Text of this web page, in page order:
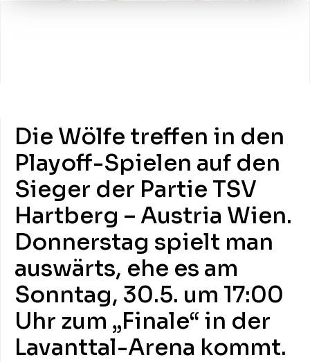
Die Wölfe treffen in den
Playoff-Spielen auf den
Sieger der Partie TSV
Hartberg – Austria Wien.
Donnerstag spielt man
auswärts, ehe es am
Sonntag, 30.5. um 17:00
Uhr zum „Finale“ in der
Lavanttal-Arena kommt.